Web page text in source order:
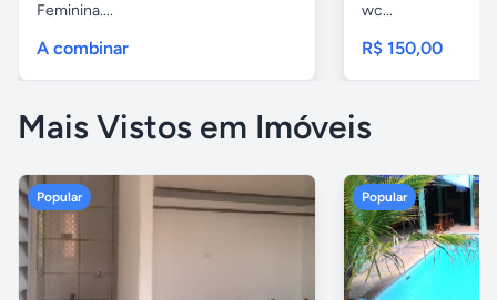
Feminina....
A combinar
wc...
R$ 150,00
Mais Vistos em Imóveis
Popular Popular